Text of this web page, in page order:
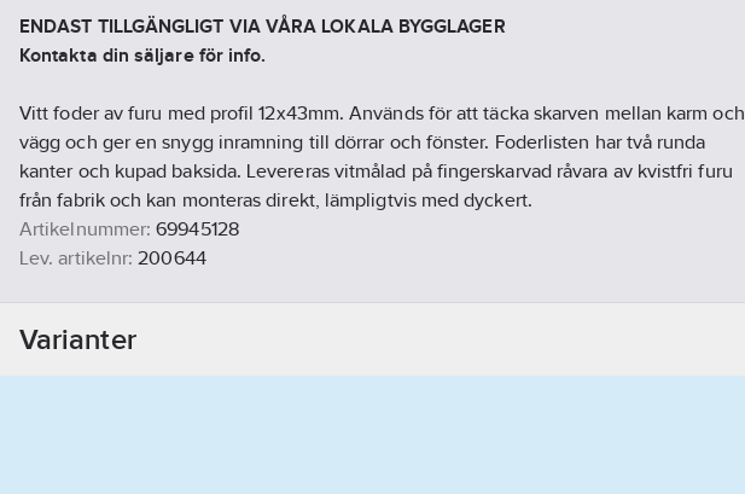
ENDAST TILLGÄNGLIGT VIA VÅRA LOKALA BYGGLAGER
Kontakta din säljare för info.
Vitt foder av furu med profil 12x43mm. Används för att täcka skarven mellan karm och
vägg och ger en snygg inramning till dörrar och fönster. Foderlisten har två runda
kanter och kupad baksida. Levereras vitmålad på fingerskarvad råvara av kvistfri furu
från fabrik och kan monteras direkt, lämpligtvis med dyckert.
Artikelnummer: 69945128
Lev. artikelnr: 200644
Varianter